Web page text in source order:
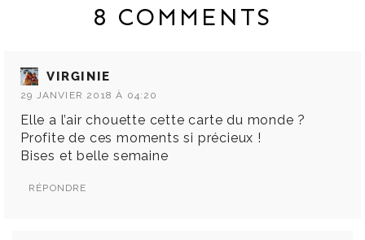
8 COMMENTS
VIRGINIE
29 JANVIER 2018 À 04:20
Elle a l’air chouette cette carte du monde ?
Profite de ces moments si précieux !
Bises et belle semaine
RÉPONDRE